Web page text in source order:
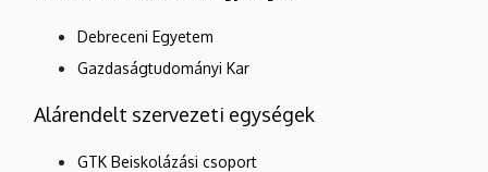
Debreceni Egyetem
Gazdaságtudományi Kar
Alárendelt szervezeti egységek
GTK Beiskolázási csoport